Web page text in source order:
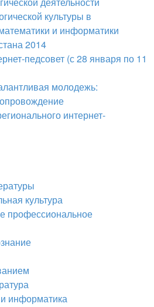
культуры в
и информатики
2014
педсовет (с 28 января по 11
молодежь:
интернет-
культура
профессиональное
информатика